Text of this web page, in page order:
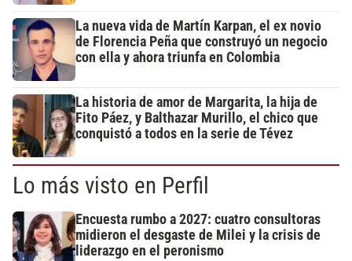
La nueva vida de Martín Karpan, el ex novio
de Florencia Peña que construyó un negocio
con ella y ahora triunfa en Colombia
La historia de amor de Margarita, la hija de
Fito Páez, y Balthazar Murillo, el chico que
conquistó a todos en la serie de Tévez
Lo más visto en Perfil
Encuesta rumbo a 2027: cuatro consultoras
midieron el desgaste de Milei y la crisis de
liderazgo en el peronismo